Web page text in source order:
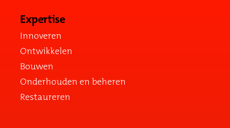
Expertise
Innoveren
Ontwikkelen
Bouwen
Onderhouden en beheren
Restaureren